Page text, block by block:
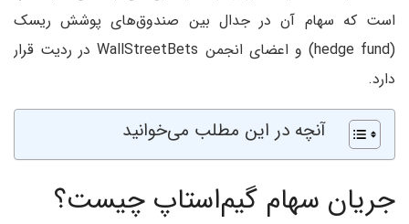
است که سهام آن در جدال بین صندوق‌های پوشش ریسک
(hedge fund) و اعضای انجمن WallStreetBets در ردیت قرار
دارد.
آنچه در این مطلب می‌خوانید
جریان سهام گیم‌استاپ چیست؟